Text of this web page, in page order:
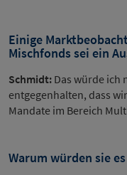
Einige
Mischfonds sei ein
Schmidt: Das würde ich
entgegenhalten, dass
Mandate im Bereich
Warum würden sie